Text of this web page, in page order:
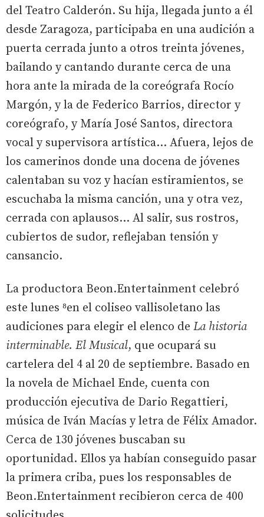
del Teatro Calderón. Su hija, llegada junto a él
desde Zaragoza, participaba en una audición a
puerta cerrada junto a otros treinta jóvenes,
bailando y cantando durante cerca de una
hora ante la mirada de la coreógrafa Rocío
Margón, y la de Federico Barrios, director y
coreógrafo, y María José Santos, directora
vocal y supervisora artística... Afuera, lejos de
los camerinos donde una docena de jóvenes
calentaban su voz y hacían estiramientos, se
escuchaba la misma canción, una y otra vez,
cerrada con aplausos... Al salir, sus rostros,
cubiertos de sudor, reflejaban tensión y
cansancio.
La productora Beon.Entertainment celebró
este lunes ⁸en el coliseo vallisoletano las
audiciones para elegir el elenco de La historia
interminable. El Musical, que ocupará su
cartelera del 4 al 20 de septiembre. Basado en
la novela de Michael Ende, cuenta con
producción ejecutiva de Dario Regattieri,
música de Iván Macías y letra de Félix Amador.
Cerca de 130 jóvenes buscaban su
oportunidad. Ellos ya habían conseguido pasar
la primera criba, pues los responsables de
Beon.Entertainment recibieron cerca de 400